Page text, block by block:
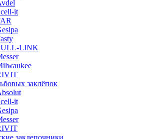
it
LINK
заклёпок
it
заклепочники